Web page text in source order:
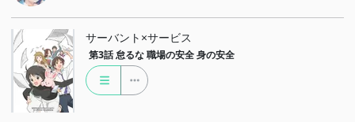
サーバント×サービス
第3話 怠るな 職場の安全 身の安全